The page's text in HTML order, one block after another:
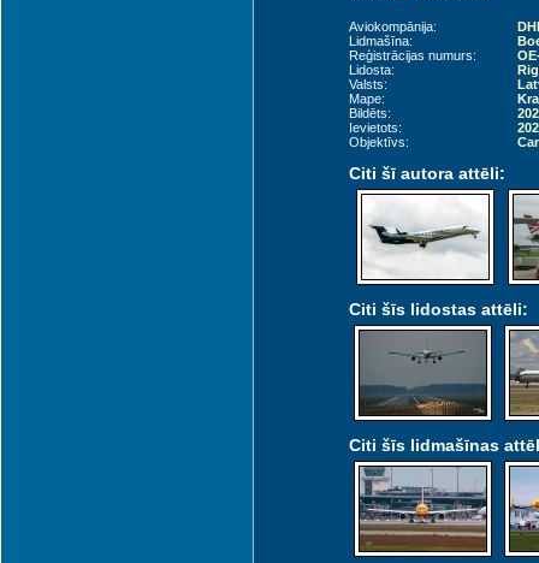
Aviokompānija:
Lidmašīna:
Reģistrācijas numurs:
Lidosta:
Valsts:
Mape:
Bildēts:
Ievietots:
Objektīvs:
Citi šī autora attēli:
Citi šīs lidostas attēli:
Citi šīs lidmašīnas